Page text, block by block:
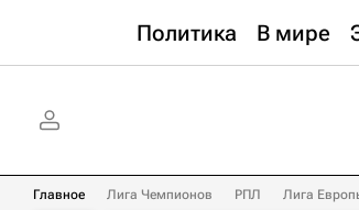
Политика В мире
Главное Лига Чемпионов РПЛ Лига